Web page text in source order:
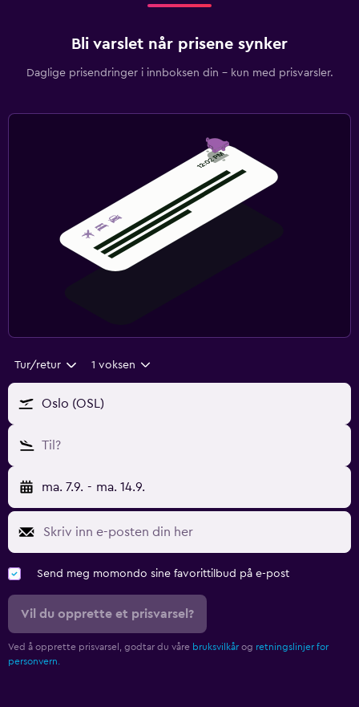
Bli varslet når prisene synker
Daglige prisendringer i innboksen din – kun med prisvarsler.
Tur/retur 1 voksen
Oslo (OSL)
Til?
ma. 7.9. - ma. 14.9.
Send meg momondo sine favorittilbud på e-post
Vil du opprette et prisvarsel?
Ved å opprette prisvarsel, godtar du våre bruksvilkår og retningslinjer for
personvern.